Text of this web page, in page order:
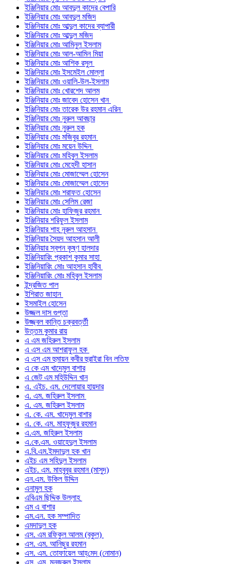
ইঞ্জিনিয়ার মোঃ আবদুল কাদের বেপারি
ইঞ্জিনিয়ার মোঃ আবদুল মজিদ
ইঞ্জিনিয়ার মোঃ আব্দুল কাদের ব্যাপারী
ইঞ্জিনিয়ার মোঃ আব্দুল মজিদ
ইঞ্জিনিয়ার মোঃ আমিনুল ইসলাম
ইঞ্জিনিয়ার মোঃ আল-আমিন মিয়া
ইঞ্জিনিয়ার মোঃ আশিক রসুল
ইঞ্জিনিয়ার মোঃ ইসমেইল মোল্লা
ইঞ্জিনিয়ার মোঃ ওয়ালি-উল-ইসলাম
ইঞ্জিনিয়ার মোঃ খোরশেদ আলম
ইঞ্জিনিয়ার মোঃ জাবেদ হোসেন খান
ইঞ্জিনিয়ার মোঃ তারেক উর রহমান এরিন
ইঞ্জিনিয়ার মোঃ নুরুল আবছার
ইঞ্জিনিয়ার মোঃ নুরুল হক
ইঞ্জিনিয়ার মোঃ মজিবুর রহমান
ইঞ্জিনিয়ার মোঃ ময়েন উদ্দিন
ইঞ্জিনিয়ার মোঃ মহিবুল ইসলাম
ইঞ্জিনিয়ার মোঃ মেহেদী হাসান
ইঞ্জিনিয়ার মোঃ মোজাম্মেল হোসেন
ইঞ্জিনিয়ার মোঃ মোজাম্মেল হোসেন
ইঞ্জিনিয়ার মোঃ শরাফত হোসেন
ইঞ্জিনিয়ার মোঃ সেলিম রেজা
ইঞ্জিনিয়ার মোঃ হাফিজুর রহমান
ইঞ্জিনিয়ার শরিফুল ইসলাম
ইঞ্জিনিয়ার শাহ নূরুল আহসান
ইঞ্জিনিয়ার সৈয়দ আহসান আলী
ইঞ্জিনিয়ার স্বপন কৃষ্ণ হালদার
ইঞ্জিনিয়ারিং প্রকাশ কুমার সাহা
ইঞ্জিনিয়ারিং মোঃ আহসান হাবীব
ইঞ্জিনিয়ারিং মোঃ মহিবুল ইসলাম
ইন্দ্রজিত পাল
ইশিরাত জাহান
ইসমাইল হোসেন
উজ্জল দাস গুপ্তা
উজ্জ্বল কান্তি চক্রবর্ত্তী
উত্তম কুমার রায়
এ এম জহিরুল ইসলাম
এ এস এম আশরাফুল হক
এ এস এম হুমায়ন কবীর হুরাইরা বিন লতিফ
এ কে এম খাদেমুল বাশার
এ জেট এম মহিউদ্দিন খান
এ. এইচ. এম. দেলোয়ার হায়দার
এ. এম. জহিরুল ইসলাম
এ. এম. জহিরুল ইসলাম
এ. কে. এম. খাদেমুল বাশার
এ. কে. এম. মাহফুজুর রহমান
এ.এম. জহিরুল ইসলাম
এ.কে.এম. ওয়াহেদুল ইসলাম
এ.বি.এম.ইমদাদুল হক খান
এইচ এম সহিদুল ইসলাম
এইচ. এম. মাহবুবুর রহমান (মাসুদ)
এন.এম. উকিল উদ্দিন
এনামুল হক
এবিএম ছিদ্দিক উল্লাহ
এম এ বাশার
এম.এন. হক সম্পাদিত
এমদাদুল হক
এস. এম রফিকুল আলম (বকুল)
এস. এম. আনিছুর রহমান
এস. এম. তোফায়েল আহ্‌মেদ (নোমান)
এস. এম. মনজুরুল ইসলাম